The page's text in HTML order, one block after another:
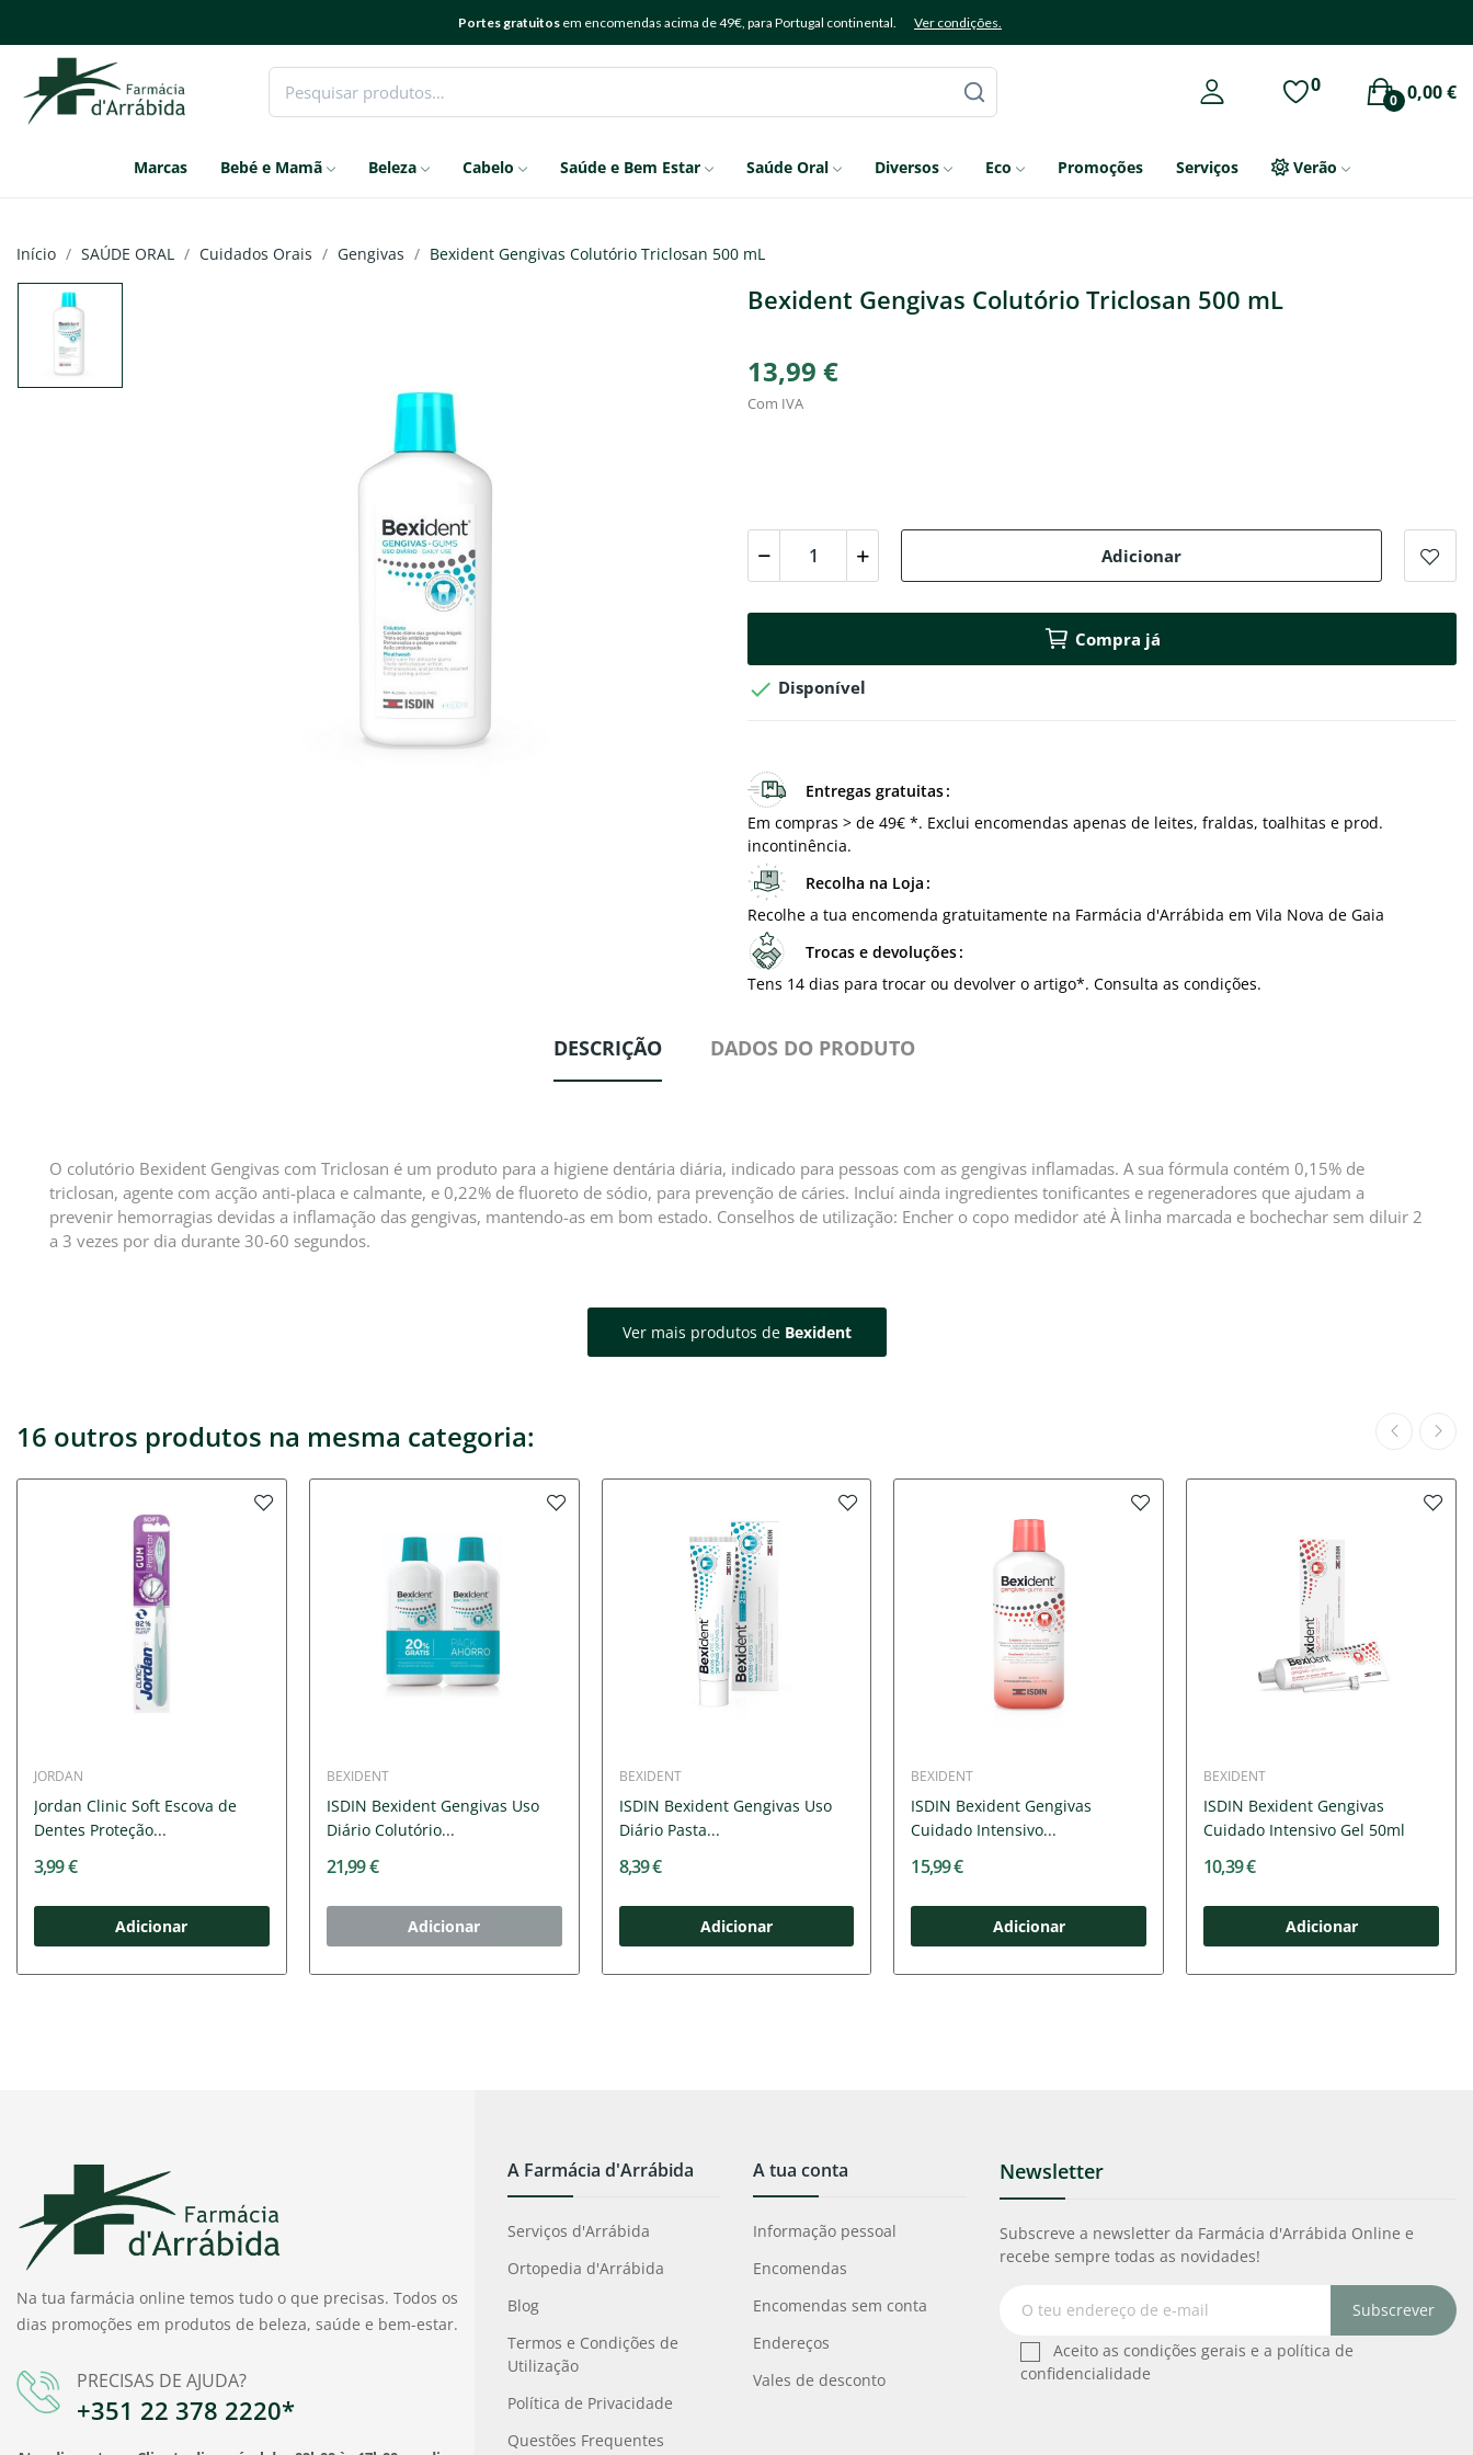
Portes gratuitos em encomendas acima de 49€, para Portugal continental. Ver condições.
0 0,00 €
0
Marcas Bebé e Mamã Beleza Cabelo Saúde e Bem Estar Saúde Oral Diversos Eco Promoções Serviços Verão
Início SAÚDE ORAL Cuidados Orais Gengivas Bexident Gengivas Colutório Triclosan 500 mL
Bexident Gengivas Colutório Triclosan 500 mL
13,99 €
Com IVA
Adicionar
Compra já
 Disponível
Entregas gratuitas
Em compras > de 49€ *. Exclui encomendas apenas de leites, fraldas, toalhitas e prod.
incontinência.
Recolha na Loja
Recolhe a tua encomenda gratuitamente na Farmácia d'Arrábida em Vila Nova de Gaia
Trocas e devoluções
Tens 14 dias para trocar ou devolver o artigo*. Consulta as condições.
DESCRIÇÃO DADOS DO PRODUTO
O colutório Bexident Gengivas com Triclosan é um produto para a higiene dentária diária, indicado para pessoas com as gengivas inflamadas. A sua fórmula contém 0,15% de
triclosan, agente com acção anti-placa e calmante, e 0,22% de fluoreto de sódio, para prevenção de cáries. Incluí ainda ingredientes tonificantes e regeneradores que ajudam a
prevenir hemorragias devidas a inflamação das gengivas, mantendo-as em bom estado. Conselhos de utilização: Encher o copo medidor até À linha marcada e bochechar sem diluir 2
a 3 vezes por dia durante 30-60 segundos.
Ver mais produtos de Bexident
16 outros produtos na mesma categoria:
JORDAN
Jordan Clinic Soft Escova de
Dentes Proteção...
3,99 €
Adicionar
BEXIDENT
ISDIN Bexident Gengivas Uso
Diário Colutório...
21,99 €
Adicionar
BEXIDENT
ISDIN Bexident Gengivas Uso
Diário Pasta...
8,39 €
Adicionar
BEXIDENT
ISDIN Bexident Gengivas
Cuidado Intensivo...
15,99 €
Adicionar
BEXIDENT
ISDIN Bexident Gengivas
Cuidado Intensivo Gel 50ml
10,39 €
Adicionar
Na tua farmácia online temos tudo o que precisas. Todos os
dias promoções em produtos de beleza, saúde e bem-estar.
PRECISAS DE AJUDA?
+351 22 378 2220*
A Farmácia d'Arrábida
Serviços d'Arrábida
Ortopedia d'Arrábida
Blog
Termos e Condições de
Utilização
Política de Privacidade
Questões Frequentes
A tua conta
Informação pessoal
Encomendas
Encomendas sem conta
Endereços
Vales de desconto
Newsletter
Subscreve a newsletter da Farmácia d'Arrábida Online e
recebe sempre todas as novidades!
Subscrever
Aceito as condições gerais e a política de
confidencialidade